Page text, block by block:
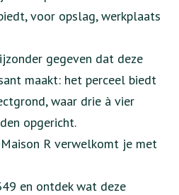
voor opslag, werkplaats
gegeven dat deze
maakt: het perceel biedt
waar drie à vier
opgericht.
R verwelkomt je met
en ontdek wat deze